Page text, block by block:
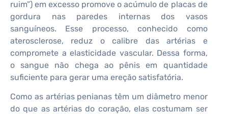
ruim”) em excesso promove o acúmulo de placas de
gordura nas paredes internas dos vasos
sanguíneos. Esse processo, conhecido como
aterosclerose, reduz o calibre das artérias e
compromete a elasticidade vascular. Dessa forma,
o sangue não chega ao pênis em quantidade
suficiente para gerar uma ereção satisfatória.
Como as artérias penianas têm um diâmetro menor
do que as artérias do coração, elas costumam ser